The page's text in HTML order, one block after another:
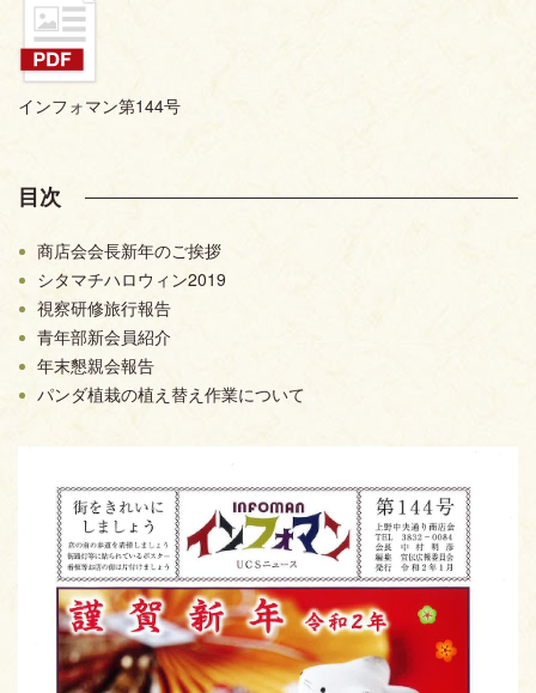
インフォマン第144号
目次
商店会会長新年のご挨拶
シタマチハロウィン2019
視察研修旅行報告
青年部新会員紹介
年末懇親会報告
パンダ植栽の植え替え作業について